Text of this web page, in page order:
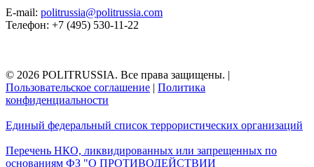
E-mail: politrussia@politrussia.com
Телефон: +7 (495) 530-11-22
© 2026 POLITRUSSIA. Все права защищены. |
Пользовательское соглашение | Политика
конфиденциальности
Единый федеральный список террористических организаций
Перечень НКО, ликвидированных или запрещенных по
основаниям ФЗ "О ПРОТИВОДЕЙСТВИИ